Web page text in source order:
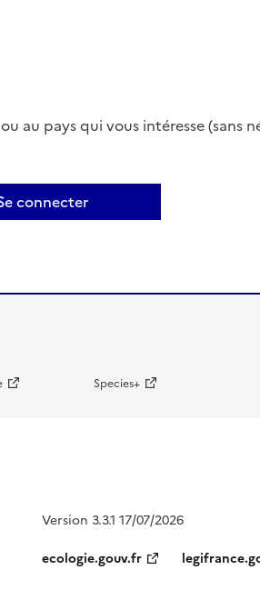
au pays qui vous intéresse (sans
connecter
Species+
Version 3.3.1 17/07/2026
ecologie.gouv.fr